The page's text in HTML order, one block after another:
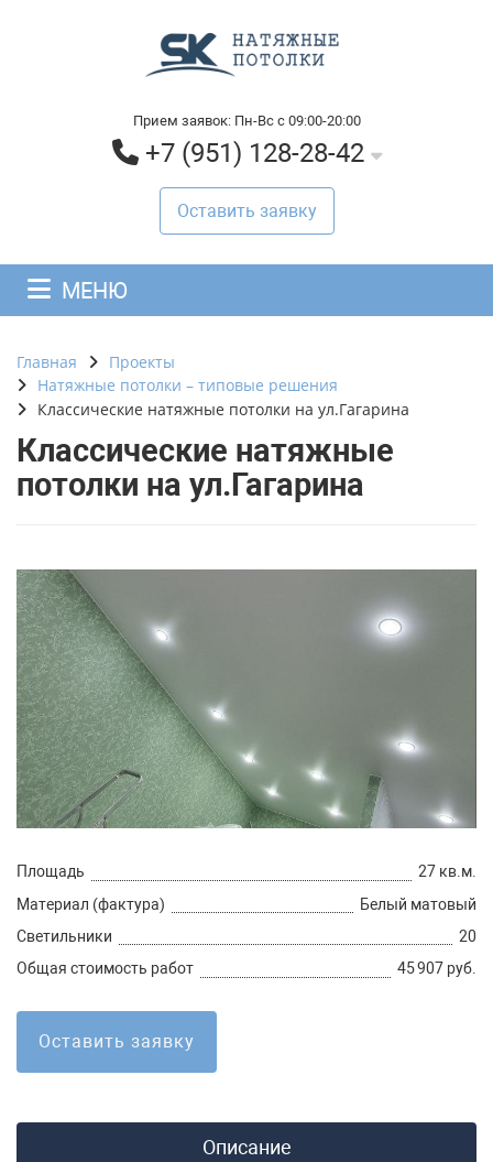
Прием заявок: Пн-Вс с 09:00-20:00
+7 (951) 128-28-42
Оставить заявку
МЕНЮ
Главная
Проекты
Натяжные потолки – типовые решения
Классические натяжные потолки на ул.Гагарина
Классические натяжные
потолки на ул.Гагарина
Площадь
27 кв.м.
Материал (фактура)
Белый матовый
Светильники
20
Общая стоимость работ
45 907 руб.
Оставить заявку
Описание